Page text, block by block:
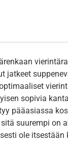
jatkeet
sopivia
pääasiassa
suurempi on
ole